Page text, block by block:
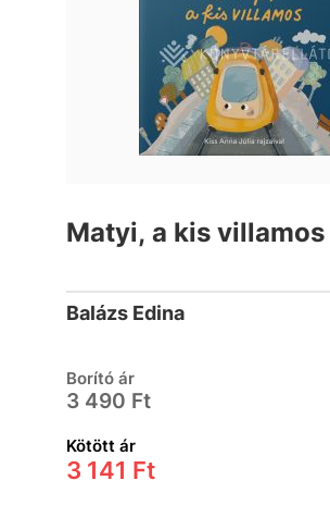
Matyi, a kis villamos
Balázs Edina
Borító ár
3 490 Ft
Kötött ár
3 141 Ft